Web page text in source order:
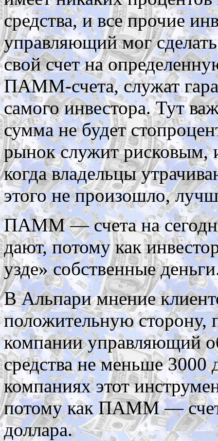
средства, и все прочие
управляющий мог
свой счет на
ПАММ-счета, служат
самого инвестора. Тут
сумма не будет
рынок служит рисковым,
когда владельцы
этого не произошло,
ПАММ — счета на
дают, потому как
узде» собственные
В Альпари мнение
положительную сторону,
компании управляющий
средства не меньше 3000
компаниях этот
потому как ПАММ — счет
доллара.